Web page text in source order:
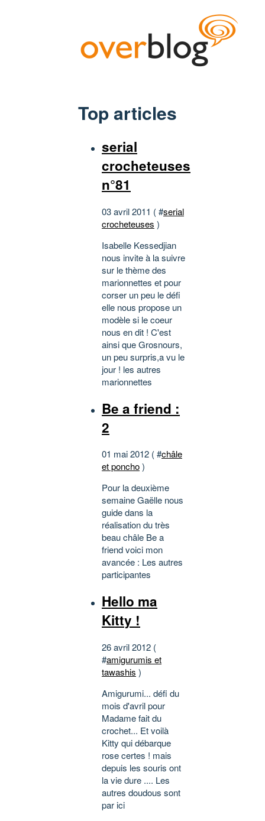
Top articles
serial
crocheteuses
n°81
03 avril 2011 ( #serial
crocheteuses )
Isabelle Kessedjian
nous invite à la suivre
sur le thème des
marionnettes et pour
corser un peu le défi
elle nous propose un
modèle si le coeur
nous en dit ! C'est
ainsi que Grosnours,
un peu surpris,a vu le
jour ! les autres
marionnettes
Be a friend :
2
01 mai 2012 ( #châle
et poncho)
Pour la deuxième
semaine Gaëlle nous
guide dans la
réalisation du très
beau châle Be a
friend voici mon
avancée : Les autres
participantes
Hello ma
Kitty !
26 avril 2012 (
#amigurumis et
tawashis )
Amigurumi... défi du
mois d'avril pour
Madame fait du
crochet... Et voilà
Kitty qui débarque
rose certes ! mais
depuis les souris ont
la vie dure .... Les
autres doudous sont
par ici